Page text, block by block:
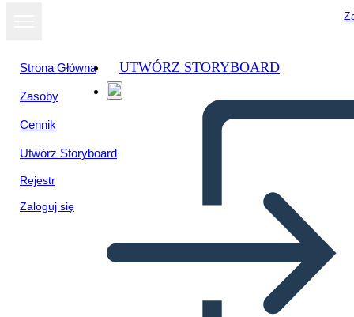
Strona Główna
Zasoby
Cennik
Utwórz Storyboard
Rejestr
Zaloguj się
UTWÓRZ STORYBOARD
Wyświetl jako
pokaz slajdów